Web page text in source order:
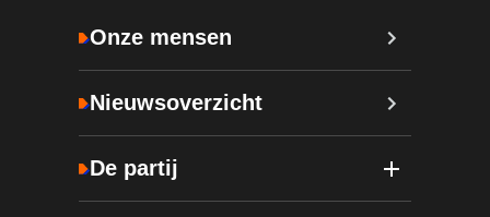
Onze mensen
Nieuwsoverzicht
De partij